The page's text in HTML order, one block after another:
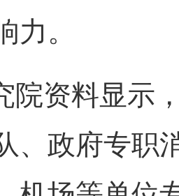
。
院资料显示
、政府专职